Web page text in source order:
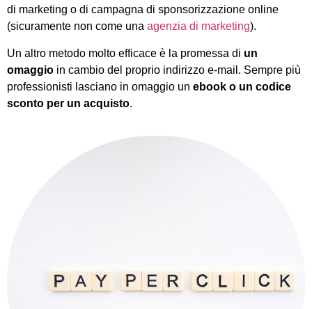
di marketing o di campagna di sponsorizzazione online
(sicuramente non come una agenzia di marketing).
Un altro metodo molto efficace è la promessa di un
omaggio in cambio del proprio indirizzo e-mail. Sempre più
professionisti lasciano in omaggio un ebook o un codice
sconto per un acquisto.